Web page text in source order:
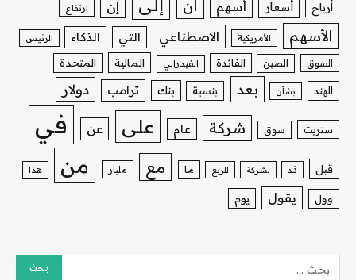
أرباح أسعار أسهم أن إن ارتفاع
الأسهم الأمريكية الاصطناعي التي الذكاء الرئيس
السوق الصين الفائدة الفيدرالي المالية المتحدة
الهند بشأن بعد بنسبة بنك ترامب دولار
ستريت سوق شركة عام على عن في
قبل قد لشركة للربع ما مع مليار من هذا
وول يقول يوم